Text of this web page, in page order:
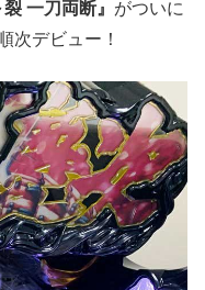
一刀両断』 がついに
次デビュー！